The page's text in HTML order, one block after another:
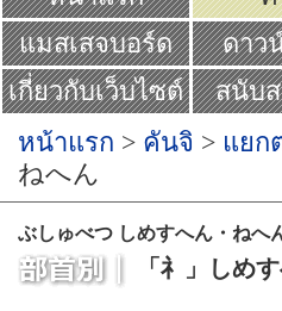
แมสเสจบอร์ด
ดาว
เกี่ยวกับเว็บไซต์ สนับ
หน้าแรก > คันจิ > แยก
ねへん
ぶしゅべつ しめすへん・ねへ
「礻」しめ